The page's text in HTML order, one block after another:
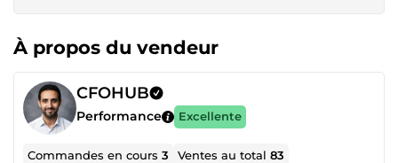
À propos du vendeur
CFOHUB
Performance Excellente
Commandes en cours3 Ventes au total83